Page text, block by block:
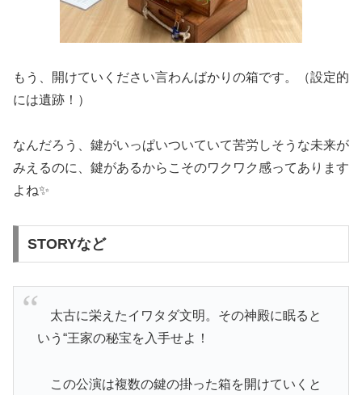
もう、開けていください言わんばかりの箱です。（設定的
には遺跡！）
なんだろう、鍵がいっぱいついていて苦労しそうな未来が
みえるのに、鍵があるからこそのワクワク感ってあります
よね✨
STORYなど
太古に栄えたイワタダ文明。その神殿に眠ると
いう“王家の秘宝を入手せよ！
この公演は複数の鍵の掛った箱を開けていくと